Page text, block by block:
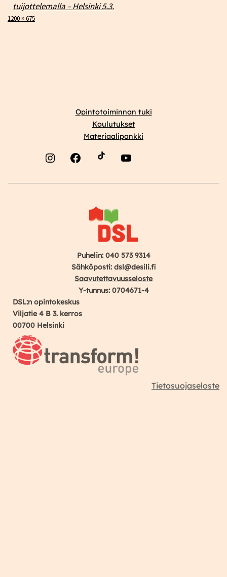
tuijottelemalla – Helsinki 5.3.
Täysikokoinen
1200 × 675
Opintotoiminnan tuki
Koulutukset
Materiaalipankki
Puhelin: 040 573 9314
Sähköposti: dsl@desili.fi
Saavutettavuusseloste
Y-tunnus: 0704671-4
DSL:n opintokeskus
Viljatie 4 B 3. kerros
00700 Helsinki
Tietosuojaseloste